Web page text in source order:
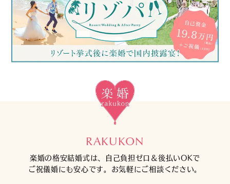
RAKUKON
楽婚の格安結婚式は、自己負担ゼロ＆後払いOKで
ご祝儀婚にも安心です。お気軽にご相談ください。